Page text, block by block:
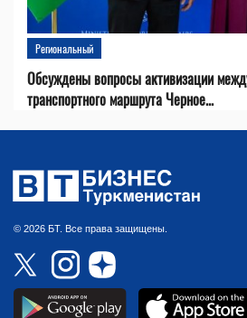
Региональный
Обсуждены вопросы активизации
транспортного маршрута Черное...
© 2026 БТ. Все права защищены.